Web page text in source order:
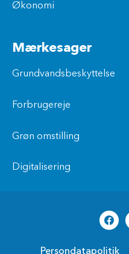
Økonomi
Mærkesager
Grundvandsbeskyttelse
Forbrugereje
Grøn omstilling
Digitalisering
Persondatapolitik